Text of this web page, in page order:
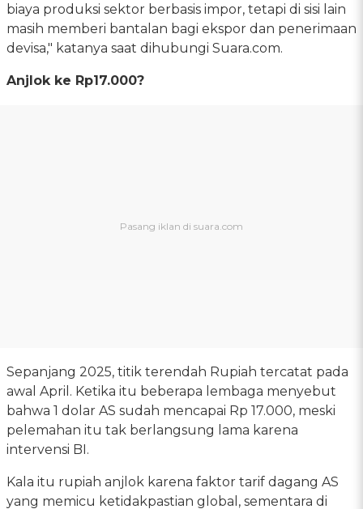
biaya produksi sektor berbasis impor, tetapi di sisi lain
masih memberi bantalan bagi ekspor dan penerimaan
devisa," katanya saat dihubungi Suara.com.
Anjlok ke Rp17.000?
Sepanjang 2025, titik terendah Rupiah tercatat pada
awal April. Ketika itu beberapa lembaga menyebut
bahwa 1 dolar AS sudah mencapai Rp 17.000, meski
pelemahan itu tak berlangsung lama karena
intervensi BI.
Kala itu rupiah anjlok karena faktor tarif dagang AS
yang memicu ketidakpastian global, sementara di